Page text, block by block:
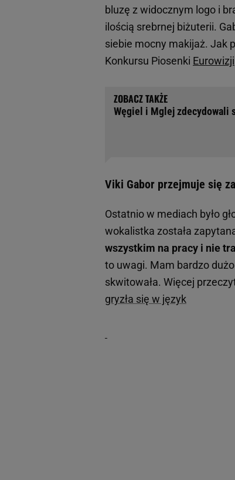
bluzę z widocznym logo i
ilością srebrnej biżuterii.
siebie mocny makijaż. Jak
Konkursu Piosenki Eurowizji
Węgiel i Mglej zdecydowali
Viki Gabor przejmuje się
Ostatnio w mediach było
wokalistka została
wszystkim na pracy i nie
to uwagi. Mam bardzo
skwitowała. Więcej
gryzła się w język